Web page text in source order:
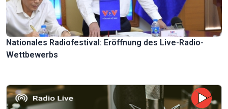
Nationales Radiofestival: Eröffnung des Live-Radio-
Wettbewerbs